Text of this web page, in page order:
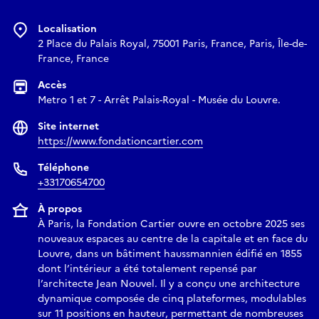
Souvent + 1 (Duo) au prix de la carte Souvent Unique (solo),
et accédez ainsi en illimité à la Fondation à deux pendant un
Rendez-vous au comptoir d’information & adhésion situé dans
le hall pour bénéficier de cette offre.
Réserver
Localisation
2 Place du Palais Royal, 75001 Paris, France, Paris, Île-de-
France, France
Accès
Metro 1 et 7 - Arrêt Palais-Royal - Musée du Louvre.
Site internet
https://www.fondationcartier.com
Téléphone
+33170654700
À propos
À Paris, la Fondation Cartier ouvre en octobre 2025 ses
nouveaux espaces au centre de la capitale et en face du
Louvre, dans un bâtiment haussmannien édifié en 1855
dont l’intérieur a été totalement repensé par
l’architecte Jean Nouvel. Il y a conçu une architecture
dynamique composée de cinq plateformes, modulables
sur 11 positions en hauteur, permettant de nombreuses